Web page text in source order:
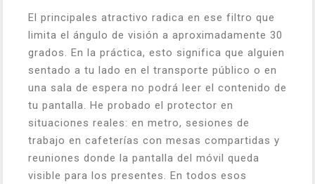
El principales atractivo radica en ese filtro que
limita el ángulo de visión a aproximadamente 30
grados. En la práctica, esto significa que alguien
sentado a tu lado en el transporte público o en
una sala de espera no podrá leer el contenido de
tu pantalla. He probado el protector en
situaciones reales: en metro, sesiones de
trabajo en cafeterías con mesas compartidas y
reuniones donde la pantalla del móvil queda
visible para los presentes. En todos esos